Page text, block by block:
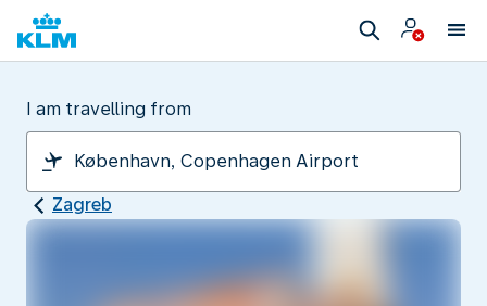
I am travelling from
Zagreb